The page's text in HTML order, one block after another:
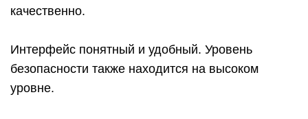
качественно.
Интерфейс понятный и удобный. Уровень
безопасности также находится на высоком
уровне.